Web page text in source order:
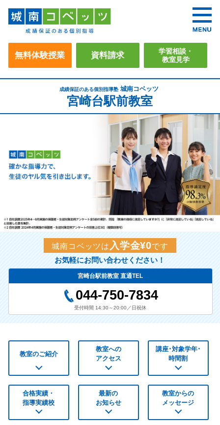
無料体験授業 資料請求
学習相談・
教室見学
成績保証のある個別指導塾 城南コベッツ
宮崎台駅前教室
城南コベッツは 入学金¥0です
お気軽にお問い合わせください！
宮崎台駅前教室 直通TEL
044-750-7834
受付時間 14:30～20:00／日祝休
教室のご紹介
教室への
アクセス
講座･対象学年･
時間割
合格実績・
指導実績校
最新の
お知らせ
教室からの
メッセージ